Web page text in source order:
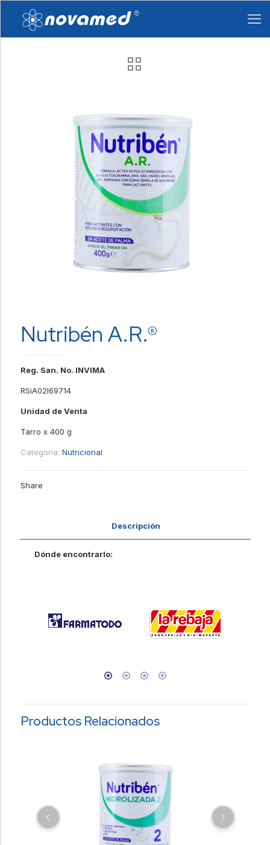
Nutribén A.R.®
Reg. San. No. INVIMA
RSiA02I69714
Unidad de Venta
Tarro x 400 g
Categoría: Nutricional
Share
Descripción
Dónde encontrarlo:
Productos Relacionados